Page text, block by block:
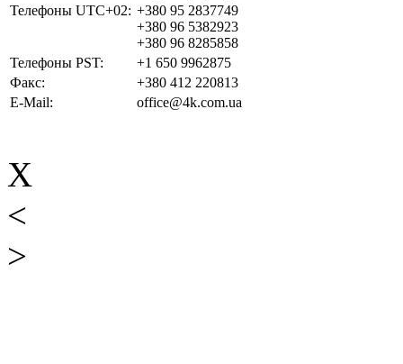
Телефоны UTC+02: +380 95 2837749
+380 96 5382923
+380 96 8285858
Телефоны PST:
+1 650 9962875
Факс:
+380 412 220813
E-Mail:
office@4k.com.ua
X
<
>